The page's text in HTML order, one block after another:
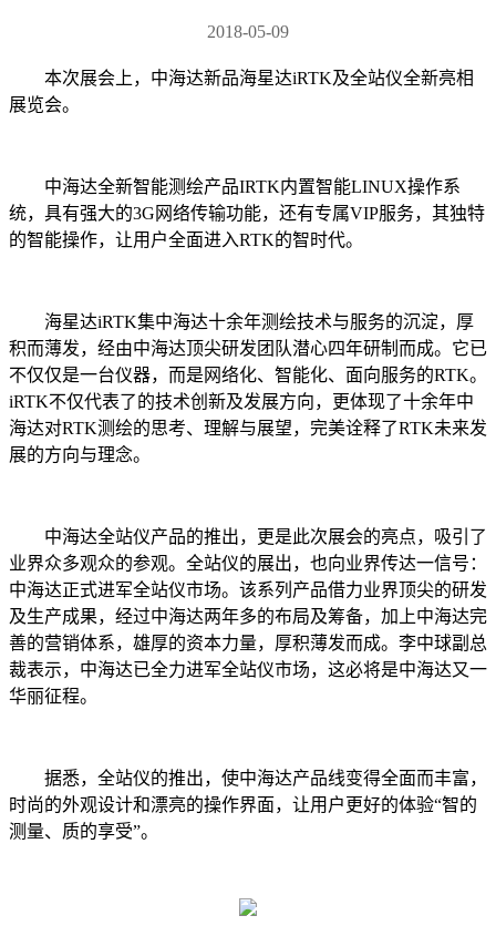
2018-05-09
本次展会上，中海达新品海星达iRTK及全站仪全新亮相
展览会。
中海达全新智能测绘产品IRTK内置智能LINUX操作系
统，具有强大的3G网络传输功能，还有专属VIP服务，其独特
的智能操作，让用户全面进入RTK的智时代。
海星达iRTK集中海达十余年测绘技术与服务的沉淀，厚
积而薄发，经由中海达顶尖研发团队潜心四年研制而成。它已
不仅仅是一台仪器，而是网络化、智能化、面向服务的RTK。
iRTK不仅代表了的技术创新及发展方向，更体现了十余年中
海达对RTK测绘的思考、理解与展望，完美诠释了RTK未来发
展的方向与理念。
中海达全站仪产品的推出，更是此次展会的亮点，吸引了
业界众多观众的参观。全站仪的展出，也向业界传达一信号：
中海达正式进军全站仪市场。该系列产品借力业界顶尖的研发
及生产成果，经过中海达两年多的布局及筹备，加上中海达完
善的营销体系，雄厚的资本力量，厚积薄发而成。李中球副总
裁表示，中海达已全力进军全站仪市场，这必将是中海达又一
华丽征程。
据悉，全站仪的推出，使中海达产品线变得全面而丰富，
时尚的外观设计和漂亮的操作界面，让用户更好的体验“智的
测量、质的享受”。